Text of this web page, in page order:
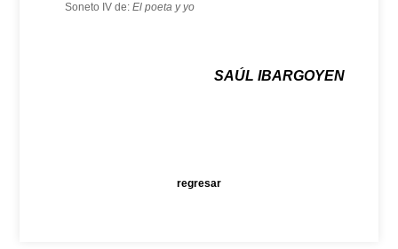
Soneto IV de: El poeta y yo
SAÚL IBARGOYEN
regresar